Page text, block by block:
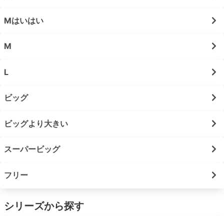
Mはいはい
M
L
ビッグ
ビッグより大きい
スーパービッグ
フリー
シリーズから探す